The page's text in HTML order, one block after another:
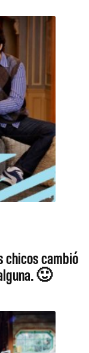
chicos cambió
🙂